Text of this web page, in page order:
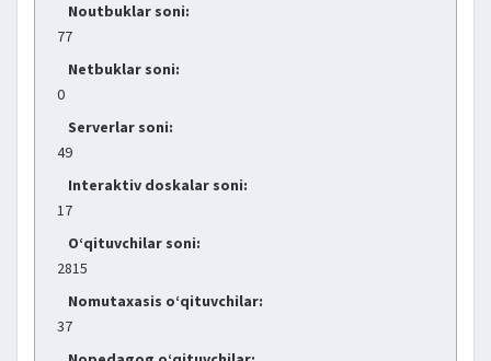
Noutbuklar soni:
77
Netbuklar soni:
0
Serverlar soni:
49
Interaktiv doskalar soni:
17
O‘qituvchilar soni:
2815
Nomutaxasis o‘qituvchilar:
37